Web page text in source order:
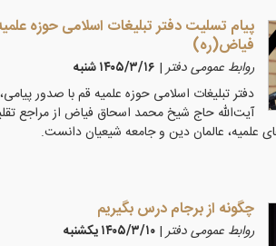
پیام تسلیت دفتر تبلیغات اسلامی حوزه
فیاض(ره)
روابط عمومی دفتر| ۱۴۰۵/۳/۱۶ شنبه
دفتر تبلیغات اسلامی حوزه علمیه قم با صدور
آیت‌الله حاج شیخ محمد اسحاق فیاض از مراجع
علمیه، عالمان دین و جامعه شیعیان دانست.
چگونه از برجام درس بگیریم
روابط عمومی دفتر| ۱۴۰۵/۳/۱۰ يكشنبه